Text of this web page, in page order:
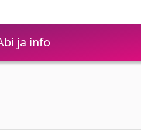
ja info